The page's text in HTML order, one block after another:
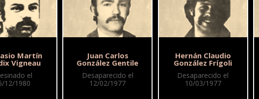
Martín
Vigneau
el
12/1980
Juan Carlos
González Gentile
Desaparecido el
12/02/1977
Hernán Claudio
González Frígoli
Desaparecido el
10/03/1977